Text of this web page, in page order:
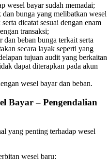
wesel bayar sudah memadai;
bunga yang melibatkan wesel
dicatat sesuai dengan enam
transaksi;
beban bunga terkait serta
secara layak seperti yang
tujuan audit yang berkaitan
dapat diterapkan pada akun
wesel bayar dan beban.
Bayar – Pengendalian
yang penting terhadap wesel
wesel baru;